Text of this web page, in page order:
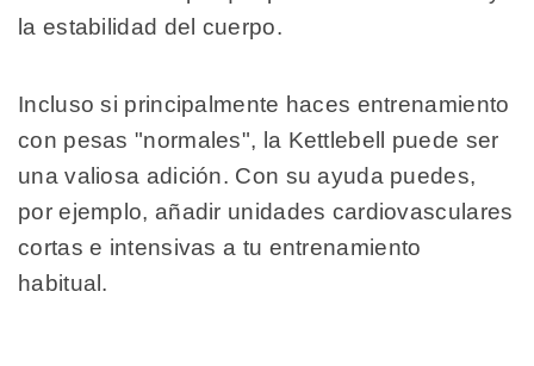
la estabilidad del cuerpo.
Incluso si principalmente haces entrenamiento
con pesas "normales", la Kettlebell puede ser
una valiosa adición. Con su ayuda puedes,
por ejemplo, añadir unidades cardiovasculares
cortas e intensivas a tu entrenamiento
habitual.